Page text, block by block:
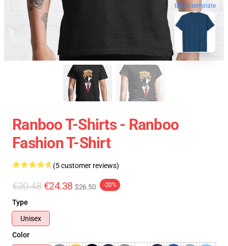
blank template
Ranboo T-Shirts - Ranboo
Fashion T-Shirt
(5 customer reviews)
€30.48 €24.38 $26.50 -20%
Type
Unisex
Color